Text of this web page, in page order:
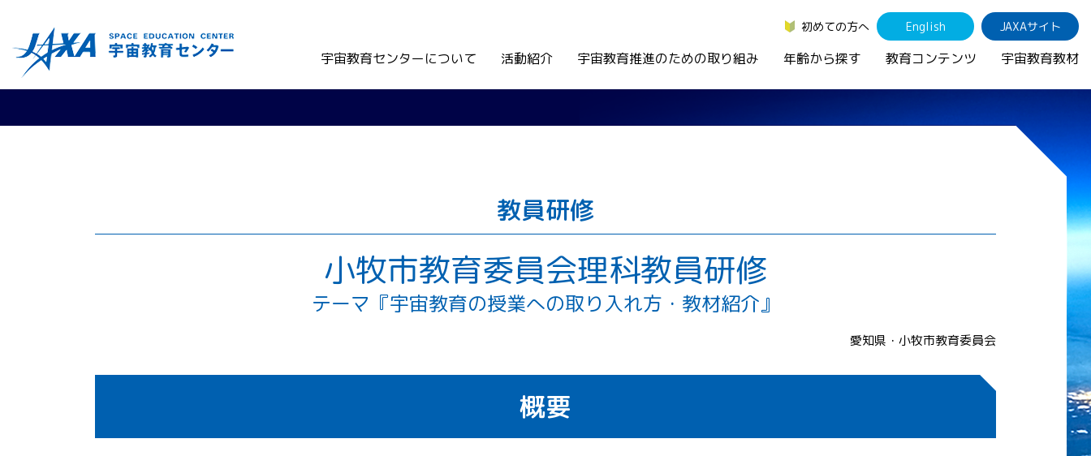
初めての方へ English JAXAサイト
宇宙教育センターについて 活動紹介 宇宙教育推進のための取り組み 年齢から探す 教育コンテンツ 宇宙教育教材
教員研修
小牧市教育委員会理科教員研修
テーマ『宇宙教育の授業への取り入れ方・教材紹介』
愛知県・小牧市教育委員会
概要